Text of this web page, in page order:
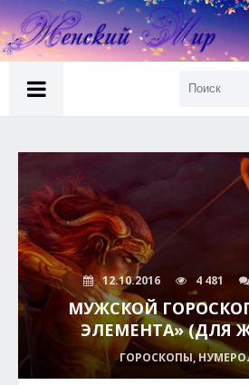
12.10.2016 4 481
МУЖСКОЙ
ЭЛЕМЕНТА» (ДЛЯ
ГОРОСКОПЫ,